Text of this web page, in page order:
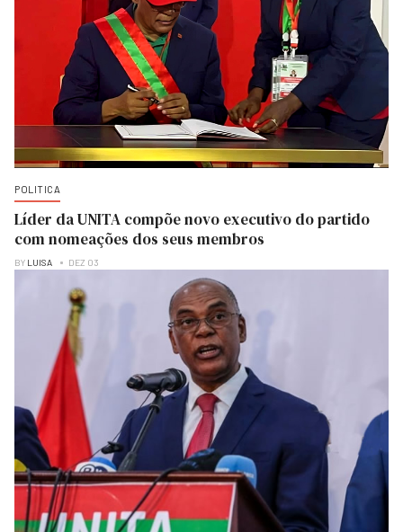
POLITICA
Líder da UNITA compõe novo executivo do partido
com nomeações dos seus membros
BY LUISA DEZ 03